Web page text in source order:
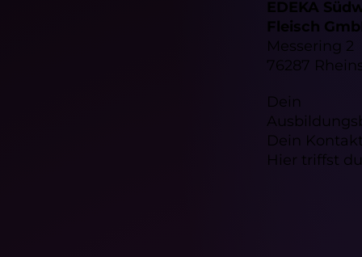
EDEKA
Fleisch
Messering 2
76287
Dein
Dein
Hier triffst